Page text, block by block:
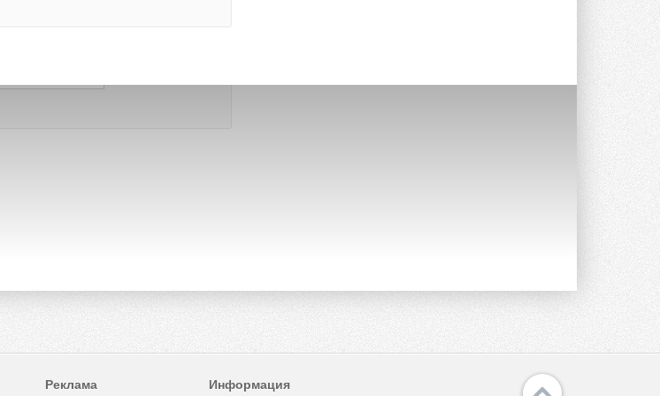
оборудования
Проект реализует компания «ВЕЗА» ...
28 ИЮЛЯ 2026
Реклама Информация